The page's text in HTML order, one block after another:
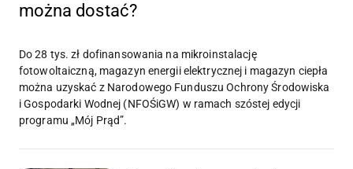
można dostać?
Do 28 tys. zł dofinansowania na mikroinstalację
fotowoltaiczną, magazyn energii elektrycznej i magazyn ciepła
można uzyskać z Narodowego Funduszu Ochrony Środowiska
i Gospodarki Wodnej (NFOŚiGW) w ramach szóstej edycji
programu „Mój Prąd”.